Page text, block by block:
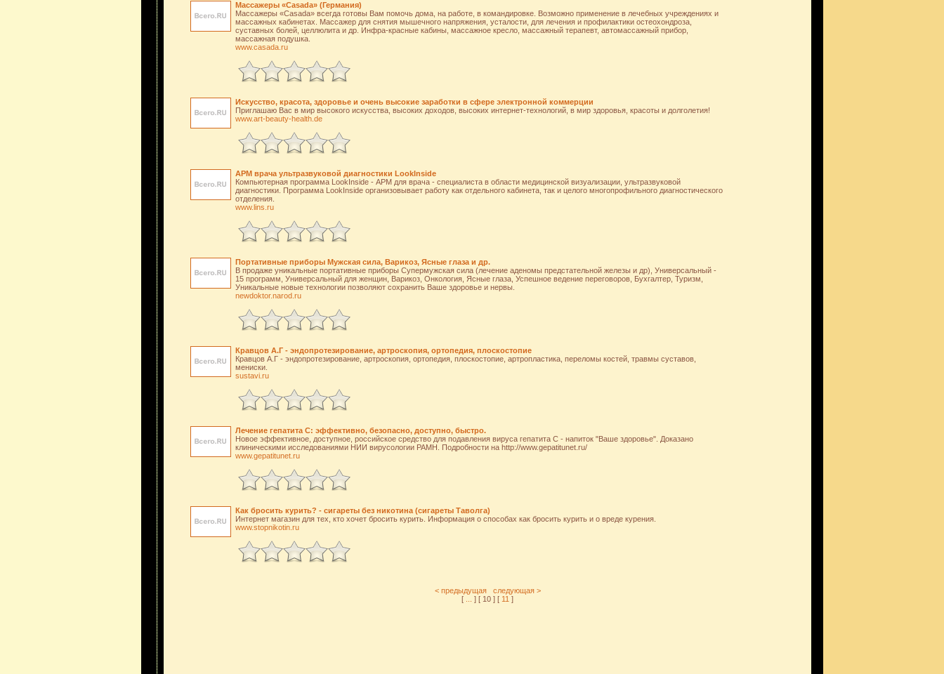
Массажеры «Casada» (Германия)
Массажеры «Casada» всегда готовы Вам помочь дома, на работе, в командировке. Возможно применение в лечебных учреждениях и
массажных кабинетах. Массажер для снятия мышечного напряжения, усталости, для лечения и профилактики остеохондроза,
суставных болей, целлюлита и др. Инфра-красные кабины, массажное кресло, массажный терапевт, автомассажный прибор,
массажная подушка.
www.casada.ru
Искусство, красота, здоровье и очень высокие заработки в сфере электронной коммерции
Приглашаю Вас в мир высокого искусства, высоких доходов, высоких интернет-технологий, в мир здоровья, красоты и долголетия!
www.art-beauty-health.de
АРМ врача ультразвуковой диагностики LookInside
Компьютерная программа LookInside - АРМ для врача - специалиста в области медицинской визуализации, ультразвуковой
диагностики. Программа LookInside организовывает работу как отдельного кабинета, так и целого многопрофильного диагностического
отделения.
www.lins.ru
Портативные приборы Мужская сила, Варикоз, Ясные глаза и др.
В продаже уникальные портативные приборы Супермужская сила (лечение аденомы предстательной железы и др), Универсальный -
15 программ, Универсальный для женщин, Варикоз, Онкология, Ясные глаза, Успешное ведение переговоров, Бухгалтер, Туризм,
Уникальные новые технологии позволяют сохранить Ваше здоровье и нервы.
newdoktor.narod.ru
Кравцов А.Г - эндопротезирование, артроскопия, ортопедия, плоскостопие
Кравцов А.Г - эндопротезирование, артроскопия, ортопедия, плоскостопие, артропластика, переломы костей, травмы суставов,
мениски.
sustavi.ru
Лечение гепатита С: эффективно, безопасно, доступно, быстро.
Новое эффективное, доступное, российское средство для подавления вируса гепатита С - напиток "Ваше здоровье". Доказано
клиническими исследованиями НИИ вирусологии РАМН. Подробности на http://www.gepatitunet.ru/
www.gepatitunet.ru
Как бросить курить? - сигареты без никотина (сигареты Таволга)
Интернет магазин для тех, кто хочет бросить курить. Информация о способах как бросить курить и о вреде курения.
www.stopnikotin.ru
< предыдущая
следующая >
[
] [ 10 ] [ 11 ]